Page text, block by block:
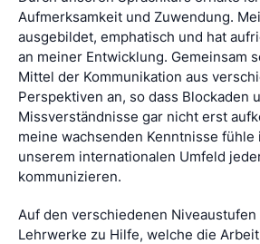
Aufmerksamkeit und Zuwendung.
ausgebildet, emphatisch und hat
an meiner Entwicklung. Gemeinsam
Mittel der Kommunikation aus
Perspektiven an, so dass Blockaden
Missverständnisse gar nicht erst
meine wachsenden Kenntnisse
unserem internationalen Umfeld
kommunizieren.
Auf den verschiedenen
Lehrwerke zu Hilfe, welche die